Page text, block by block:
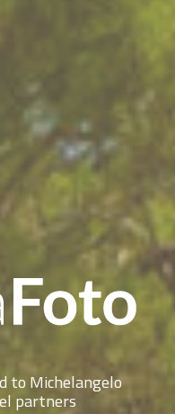
to Michelangelo
partners